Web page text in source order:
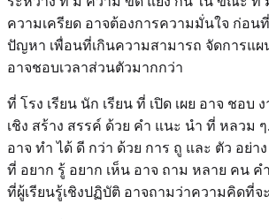
ความเครียด อาจต้องการความมั่นใจ ก่อน
ปัญหา เพื่อนที่เกินความสามารถ จัดการแผ
อาจชอบเวลาส่วนตัวมากกว่า
ที่ โรง เรียน นัก เรียน ที่ เปิด เผย อาจ ชอบ
เชิง สร้าง สรรค์ ด้วย คํา แนะ นํา ที่ หลวม
อาจ ทํา ได้ ดี กว่า ด้วย การ ถู และ ตัว อย่า
ที่ อยาก รู้ อยาก เห็น อาจ ถาม หลาย คน
ที่ผู้เรียนรู้เชิงปฏิบัติ อาจถามว่าความคิดที่จ